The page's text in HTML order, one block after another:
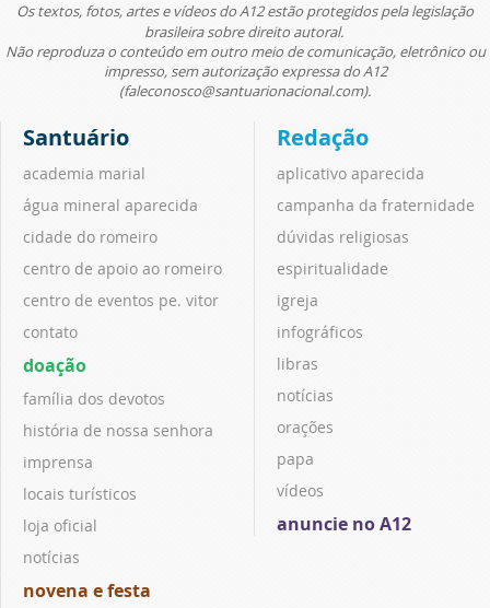
Os textos, fotos, artes e vídeos do A12 estão protegidos pela legislação
brasileira sobre direito autoral.
Não reproduza o conteúdo em outro meio de comunicação, eletrônico ou
impresso, sem autorização expressa do A12
(faleconosco@santuarionacional.com).
Santuário
academia marial
água mineral aparecida
cidade do romeiro
centro de apoio ao romeiro
centro de eventos pe. vitor
contato
doação
família dos devotos
história de nossa senhora
imprensa
locais turísticos
loja oficial
notícias
novena e festa
Redação
aplicativo aparecida
campanha da fraternidade
dúvidas religiosas
espiritualidade
igreja
infográficos
libras
notícias
orações
papa
vídeos
anuncie no A12